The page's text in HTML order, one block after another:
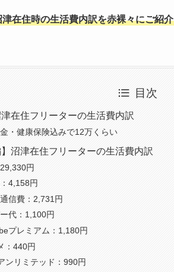
津在住時の生活費内訳を赤裸々にご紹介
目次
津在住フリーターの生活費内訳
・健康保険込みで12万くらい
】沼津在住フリーターの生活費内訳
円
4,158円
信費：2,731円
代：1,100円
プレミアム：1,180円
：440円
ンリミテッド：990円